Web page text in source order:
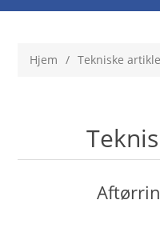
Hjem / Tekniske